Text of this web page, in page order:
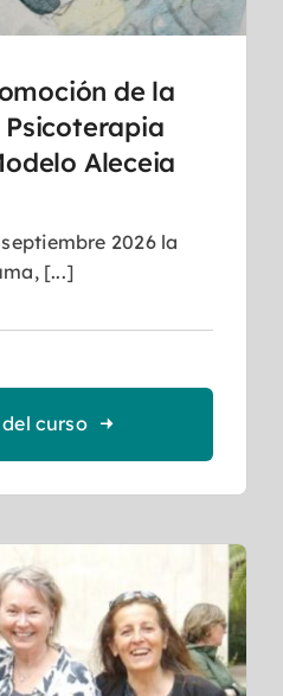
de la
Aleceia
2026 la
Formación en Trauma, [...]
curso